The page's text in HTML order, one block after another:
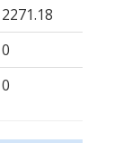
2271.18
0
0